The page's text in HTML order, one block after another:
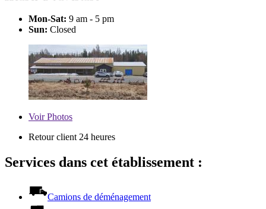
Mon-Sat: 9 am - 5 pm
Sun: Closed
VoirPhotos
Retour client 24 heures
Services dans cet établissement :
Camions de déménagement